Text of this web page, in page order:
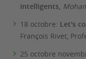
intelligents,
18 octobre: Let's
François Rivet,
25 octobre